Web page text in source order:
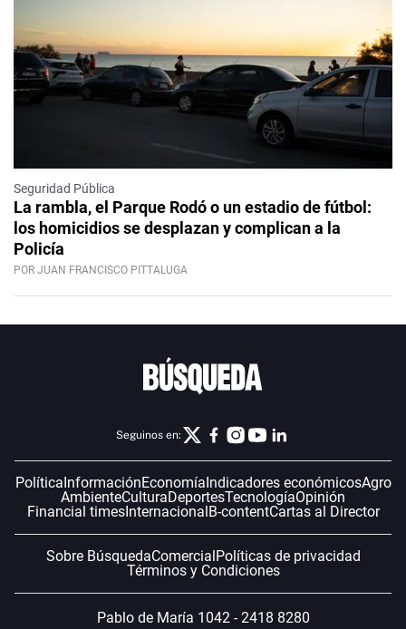
Seguridad Pública
La rambla, el Parque Rodó o un estadio de fútbol:
los homicidios se desplazan y complican a la
Policía
POR JUAN FRANCISCO PITTALUGA
Seguinos en:
Política InformaciónEconomía Indicadores económicosAgro
AmbienteCulturaDeportesTecnologíaOpinión
Financial timesInternacional B-contentCartas al Director
Sobre BúsquedaComercial Políticas de privacidad
Términos y Condiciones
Pablo de María 1042 - 2418 8280